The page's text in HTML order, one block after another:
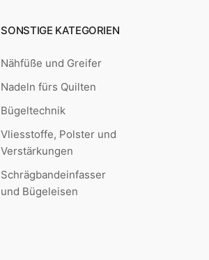
SONSTIGE KATEGORIEN
Nähfüße und Greifer
Nadeln fürs Quilten
Bügeltechnik
Vliesstoffe, Polster und
Verstärkungen
Schrägbandeinfasser
und Bügeleisen